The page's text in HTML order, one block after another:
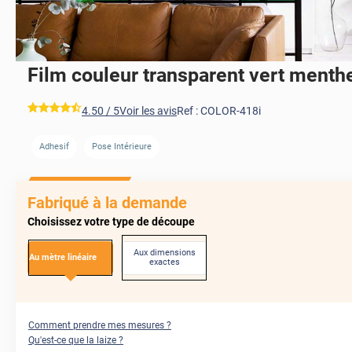
Film couleur transparent vert
*****
4.50 / 5Voir les avisRef :COLOR-418i
Adhesif Pose Intérieure
Fabriqué à la demande
Choisissez votre type de découpe
Au mètre linéaire
Aux dimensions
exactes
Comment prendre mes mesures ?
Qu'est-ce que la laize ?